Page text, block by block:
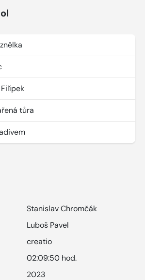
tůra
Stanislav Chromčák
Luboš Pavel
creatio
02:09:50 hod.
2023